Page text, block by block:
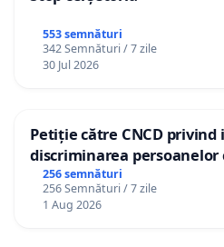
553 semnături
342 Semnături / 7 zile
30 Jul 2026
Petiție către CNCD
discriminarea
către utilizatorul TikTok
256 semnături
256 Semnături / 7 zile
1 Aug 2026